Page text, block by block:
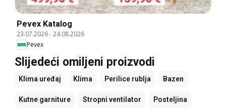
Pevex Katalog
23.07.2026-24.08.2026
Pevex
Slijedeći omiljeni proizvodi
Klima uređaj Klima Perilice rublja Bazen
Kutne garniture Stropni ventilator Posteljina